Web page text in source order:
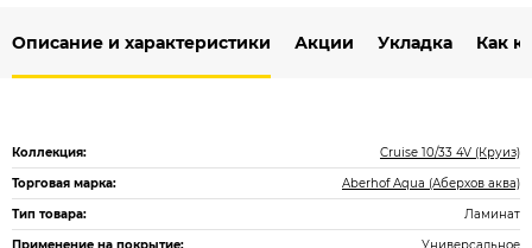
Описание и характеристики Акции Укладка Как
Коллекция:
Cruise 10/33 4V (Круиз)
Торговая марка:
Aberhof Aqua (Аберхов аква)
Тип товара:
Ламинат